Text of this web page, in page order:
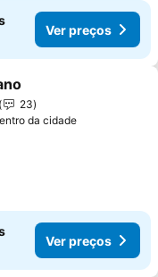
Ver preços
aos favoritos
23
da cidade
Ver preços